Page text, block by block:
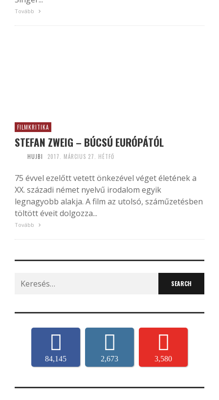
Tovább
FILMKRITIKA
STEFAN ZWEIG – BÚCSÚ EURÓPÁTÓL
HUJBI 2017. MÁRCIUS 27. HÉTFŐ
75 évvel ezelőtt vetett önkezével véget életének a
XX. századi német nyelvű irodalom egyik
legnagyobb alakja. A film az utolsó, száműzetésben
töltött éveit dolgozza...
Tovább
Search
for:
84,145 2,673 3,580